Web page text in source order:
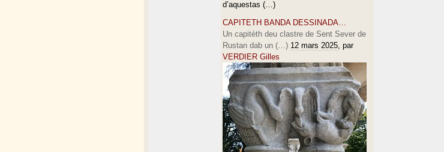
d’aquestas (…)
CAPITETH BANDA DESSINADA…
Un capitèth deu clastre de Sent Sever de
Rustan dab un (…) 12 mars 2025, par
VERDIER Gilles